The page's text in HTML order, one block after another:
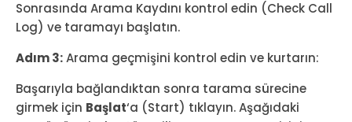
Sonrasında Arama Kaydını kontrol edin (Check Call
Log) ve taramayı başlatın.
Adım 3:Arama geçmişini kontrol edin ve kurtarın:
Başarıyla bağlandıktan sonra tarama sürecine
girmek için Başlat‘a (Start) tıklayın. Aşağıdaki